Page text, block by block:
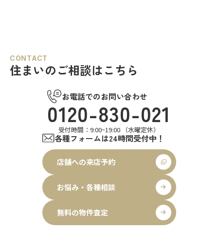
CONTACT
住まいのご相談はこちら
お電話でのお問い合わせ
0120-830-021
受付時間：9:00~19:00 （水曜定休）
各種フォームは24時間受付中！
店舗への来店予約
お悩み・各種相談
無料の物件査定